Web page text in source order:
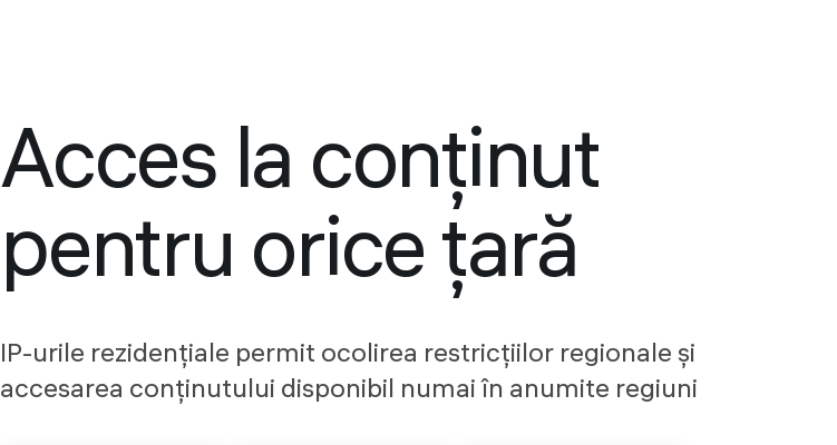
Acces la conținut
pentru orice țară
IP-urile rezidențiale permit ocolirea restricțiilor regionale și
accesarea conținutului disponibil numai în anumite regiuni